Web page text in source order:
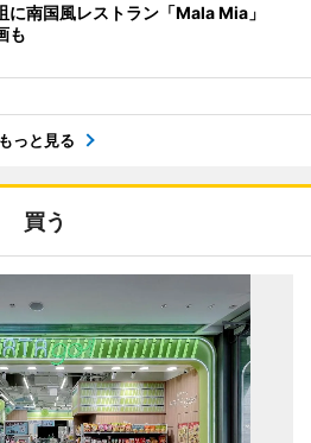
に南国風レストラン「Mala Mia」
も
もっと見る
買う